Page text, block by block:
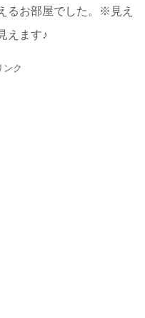
るお部屋でした。※見え
えます♪
ンク